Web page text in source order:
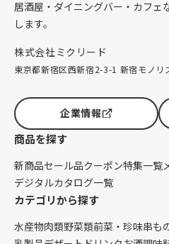
居酒屋・ダイニングバー・カフェ
します。
株式会社ミクリード
東京都新宿区西新宿2-3-1 新宿モノリ
企業情報
商品を探す
新商品セール品クーポン特集一覧
デジタルカタログ一覧
カテゴリから探す
水産物肉類野菜類前菜・珍味串も